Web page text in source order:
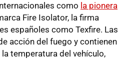
como la pionera
Fire Isolator, la firma
españoles como Texfire. Las
acción del fuego y contienen
temperatura del vehículo,